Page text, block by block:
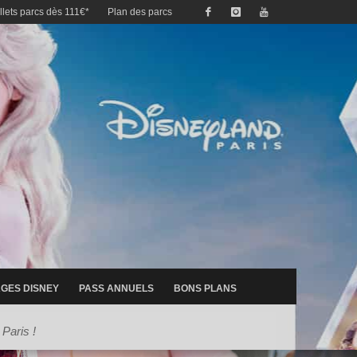
parcs dès 111€* Plan des parcs
DISNEY PASS ANNUELS BONS PLANS
Paris !